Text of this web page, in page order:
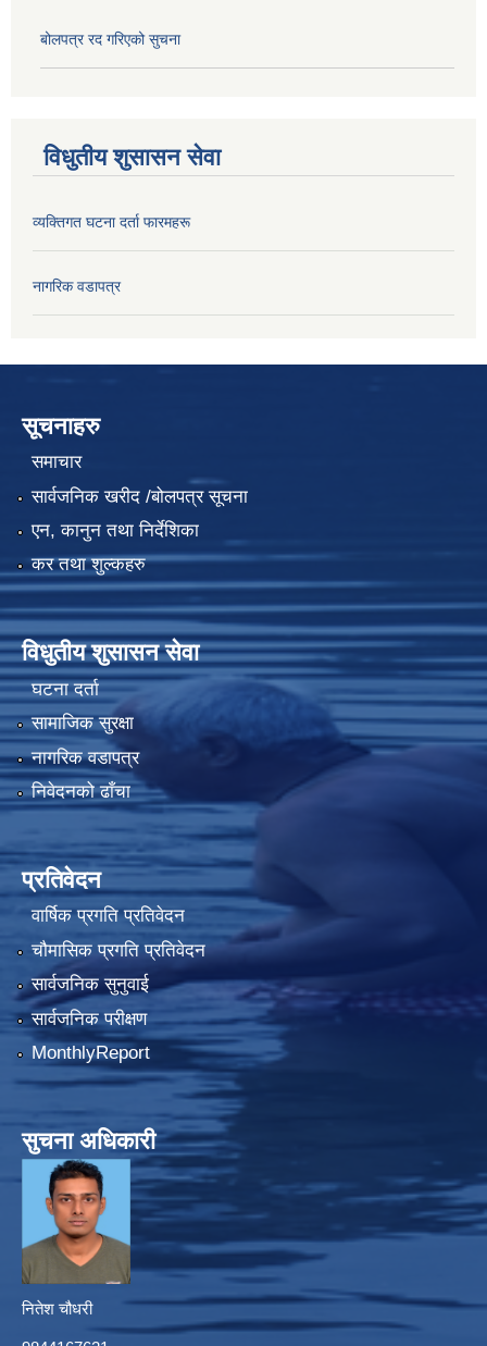
बोलपत्र रद गरिएको सुचना
विधुतीय शुसासन सेवा
व्यक्तिगत घटना दर्ता फारमहरू
नागरिक वडापत्र
सूचनाहरु
समाचार
सार्वजनिक खरीद /बोलपत्र सूचना
एन, कानुन तथा निर्देशिका
कर तथा शुल्कहरु
विधुतीय शुसासन सेवा
घटना दर्ता
सामाजिक सुरक्षा
नागरिक वडापत्र
निवेदनको ढाँचा
प्रतिवेदन
वार्षिक प्रगति प्रतिवेदन
चौमासिक प्रगति प्रतिवेदन
सार्वजनिक सुनुवाई
सार्वजनिक परीक्षण
MonthlyReport
सुचना अधिकारी
नितेश चौधरी